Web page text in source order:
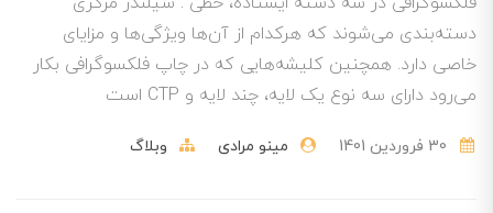
دسته‌بندی می‌شوند که هرکدام از آن‌ها ویژگی‌ها و مزایای
خاصی دارد. همچنین کلیشه‌هایی که در چاپ فلکسوگرافی بکار
می‌رود دارای سه نوع یک لایه، چند لایه و CTP است
مینو مرادی وبلاگ